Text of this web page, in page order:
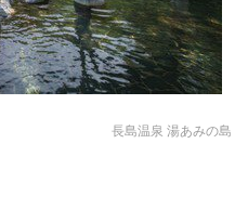
長島温泉 湯あみの島